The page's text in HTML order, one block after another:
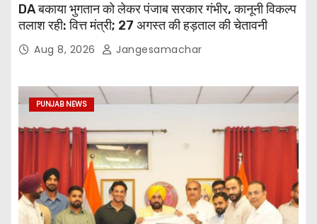
DA बकाया भुगतान को लेकर पंजाब सरकार गंभीर, कानूनी विकल्प
तलाश रही: वित्त मंत्री; 27 अगस्त की हड़ताल की चेतावनी
Aug 8, 2026 Jangesamachar
PUNJAB NEWS